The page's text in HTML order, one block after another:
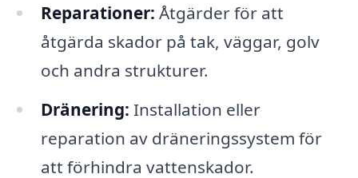
Reparationer: Åtgärder för att
åtgärda skador på tak, väggar, golv
och andra strukturer.
Dränering: Installation eller
reparation av dräneringssystem för
att förhindra vattenskador.